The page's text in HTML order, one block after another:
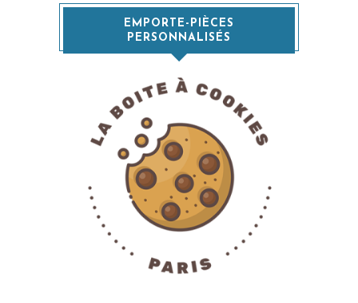
EMPORTE-PIÈCES
PERSONNALISÉS